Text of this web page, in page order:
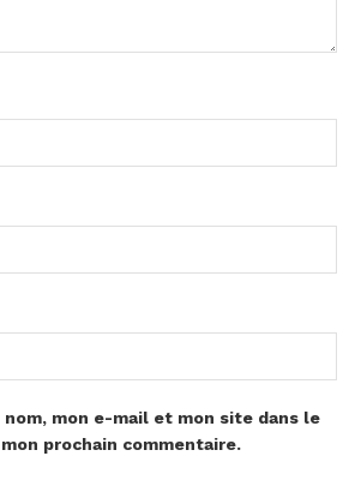
mon e-mail et mon site dans le
prochain commentaire.